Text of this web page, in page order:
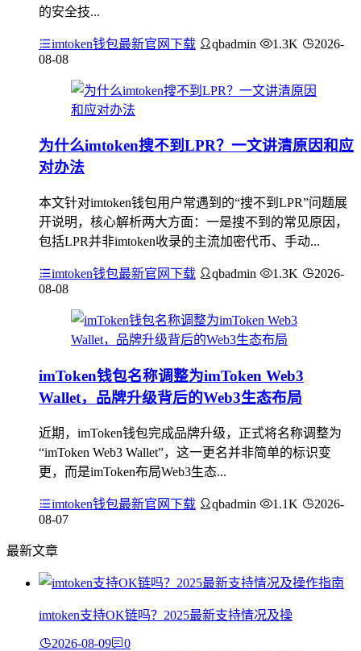
的安全技...
imtoken钱包最新官网下载 qbadmin 1.3K
2026-
08-08
为什么imtoken搜不到LPR？一文讲清原因和应
对办法
本文针对imtoken钱包用户常遇到的“搜不到LPR”问题展
开说明，核心解析两大方面：一是搜不到的常见原因，
包括LPR并非imtoken收录的主流加密代币、手动...
imtoken钱包最新官网下载 qbadmin 1.3K
2026-
08-08
imToken钱包名称调整为imToken Web3
Wallet，品牌升级背后的Web3生态布局
近期，imToken钱包完成品牌升级，正式将名称调整为
“imToken Web3 Wallet”，这一更名并非简单的标识变
更，而是imToken布局Web3生态...
imtoken钱包最新官网下载 qbadmin 1.1K
2026-
08-07
最新文章
imtoken支持OK链吗？2025最新支持情况及操
2026-08-09 0